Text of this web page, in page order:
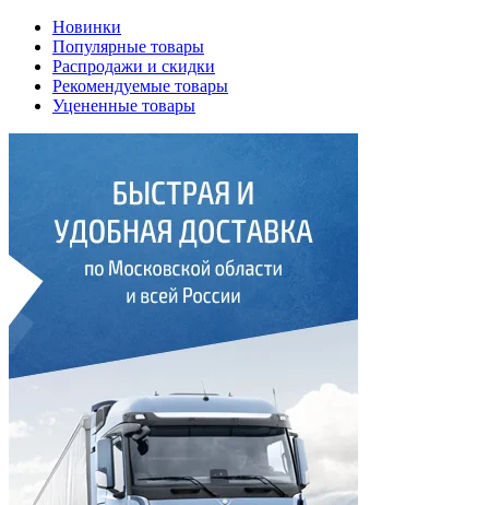
Новинки
Популярные товары
Распродажи и скидки
Рекомендуемые товары
Уцененные товары